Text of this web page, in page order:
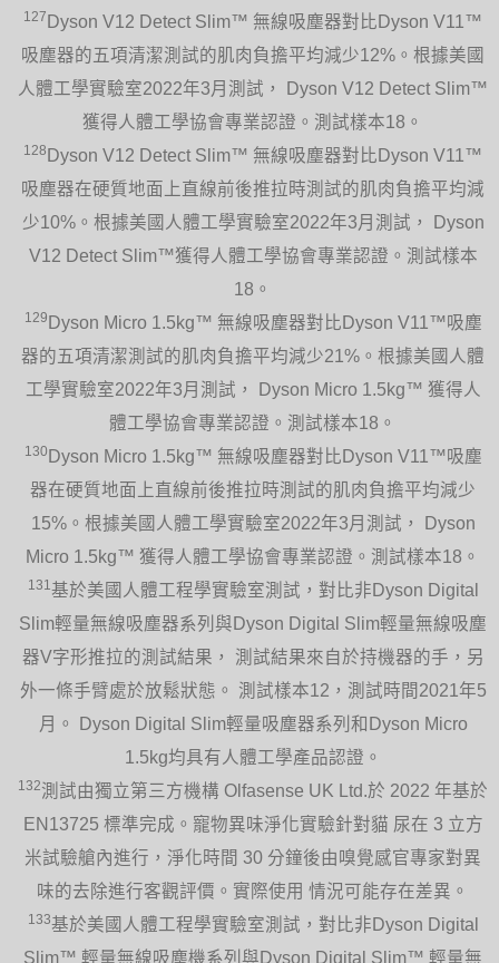
127 Dyson V12 Detect Slim™ 無線吸塵器對比Dyson V11™
吸塵器的五項清潔測試的肌肉負擔平均減少12%。根據美國
人體工學實驗室2022年3月測試， Dyson V12 Detect Slim™
獲得人體工學協會專業認證。測試樣本18。
128 Dyson V12 Detect Slim™ 無線吸塵器對比Dyson V11™
吸塵器在硬質地面上直線前後推拉時測試的肌肉負擔平均減
少10%。根據美國人體工學實驗室2022年3月測試， Dyson
V12 Detect Slim™獲得人體工學協會專業認證。測試樣本
18。
129 Dyson Micro 1.5kg™ 無線吸塵器對比Dyson V11™吸塵
器的五項清潔測試的肌肉負擔平均減少21%。根據美國人體
工學實驗室2022年3月測試， Dyson Micro 1.5kg™ 獲得人
體工學協會專業認證。測試樣本18。
130 Dyson Micro 1.5kg™ 無線吸塵器對比Dyson V11™吸塵
器在硬質地面上直線前後推拉時測試的肌肉負擔平均減少
15%。根據美國人體工學實驗室2022年3月測試， Dyson
Micro 1.5kg™ 獲得人體工學協會專業認證。測試樣本18。
131 基於美國人體工程學實驗室測試，對比非Dyson Digital
Slim輕量無線吸塵器系列與Dyson Digital Slim輕量無線吸塵
器V字形推拉的測試結果， 測試結果來自於持機器的手，另
外一條手臂處於放鬆狀態。 測試樣本12，測試時間2021年5
月。 Dyson Digital Slim輕量吸塵器系列和Dyson Micro
1.5kg均具有人體工學產品認證。
132測試由獨立第三方機構 Olfasense UK Ltd.於 2022 年基於
EN13725 標準完成。寵物異味淨化實驗針對貓 尿在 3 立方
米試驗艙內進行，淨化時間 30 分鐘後由嗅覺感官專家對異
味的去除進行客觀評價。實際使用 情況可能存在差異。
133基於美國人體工程學實驗室測試，對比非Dyson Digital
Slim™ 輕量無線吸塵機系列與Dyson Digital Slim™ 輕量無